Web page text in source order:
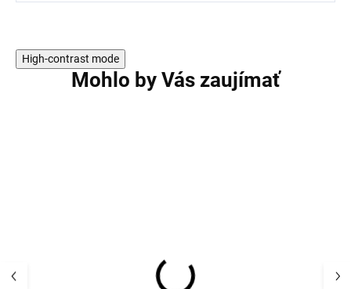
High-contrast mode
Mohlo by Vás zaujímať